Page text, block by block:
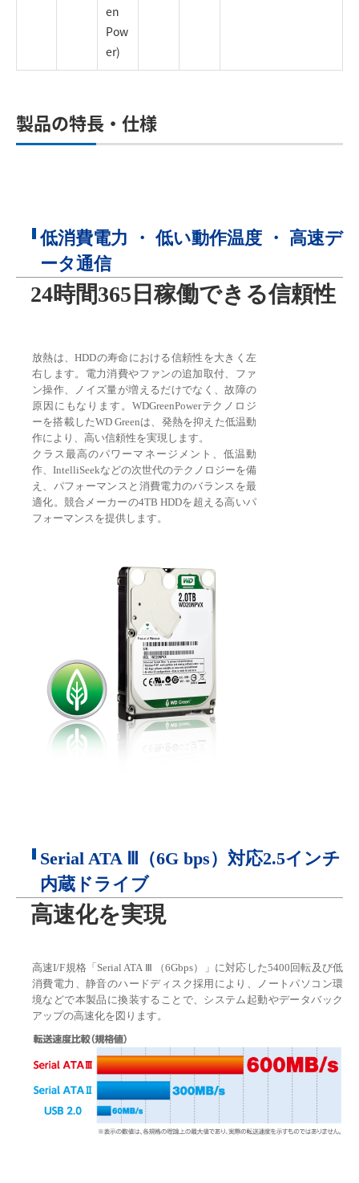
en
Pow
er)
製品の特長・仕様
低消費電力 ・ 低い動作温度 ・ 高速デ
ータ通信
24時間365日稼働できる信頼性
放熱は、HDDの寿命における信頼性を大きく左
右します。電力消費やファンの追加取付、ファ
ン操作、ノイズ量が増えるだけでなく、故障の
原因にもなります。WDGreenPowerテクノロジ
ーを搭載したWD Greenは、発熱を抑えた低温動
作により、高い信頼性を実現します。
クラス最高のパワーマネージメント、低温動
作、IntelliSeekなどの次世代のテクノロジーを備
え、パフォーマンスと消費電力のバランスを最
適化。競合メーカーの4TB HDDを超える高いパ
フォーマンスを提供します。
Serial ATA Ⅲ（6G bps）対応2.5インチ
内蔵ドライブ
高速化を実現
高速I/F規格「Serial ATA Ⅲ （6Gbps）」に対応した5400回転及び低
消費電力、静音のハードディスク採用により、ノートパソコン環
境などで本製品に換装することで、システム起動やデータバック
アップの高速化を図ります。